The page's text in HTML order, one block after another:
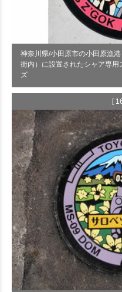
神奈川県/小田原市の小田原漁
街内）に設置されたシャア専
ズ
[